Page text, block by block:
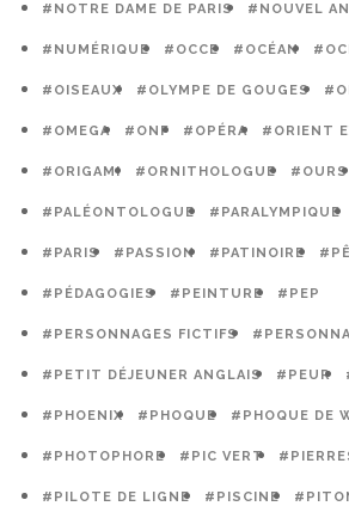
#NOTRE DAME DE PARIS #NOUVEL
#NUMÉRIQUE #OCCE #OCÉAN
#OISEAUX #OLYMPE DE GOUGES
#OMEGA #ONF #OPÉRA #ORIENT
#ORIGAMI #ORNITHOLOGUE #OURS
#PALÉONTOLOGUE #PARALYMPIQUE
#PARIS #PASSION #PATINOIRE
#PÉDAGOGIES #PEINTURE #PEP
#PERSONNAGES FICTIFS
#PETIT DÉJEUNER ANGLAIS #PEUR
#PHOENIX #PHOQUE #PHOQUE DE
#PHOTOPHORE #PIC VERT
#PILOTE DE LIGNE #PISCINE